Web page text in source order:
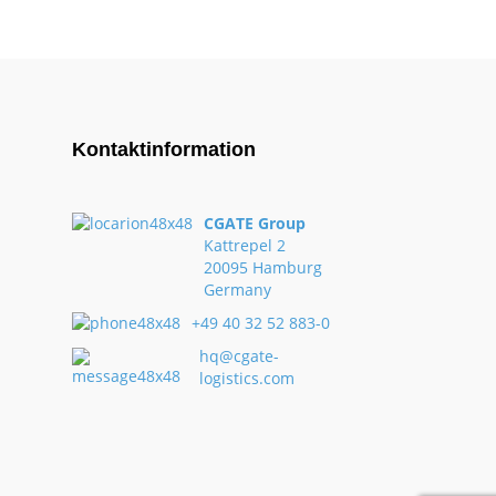
Kontaktinformation
CGATE Group
Kattrepel 2
20095 Hamburg
Germany
+49 40 32 52 883-0
hq@cgate-
logistics.com